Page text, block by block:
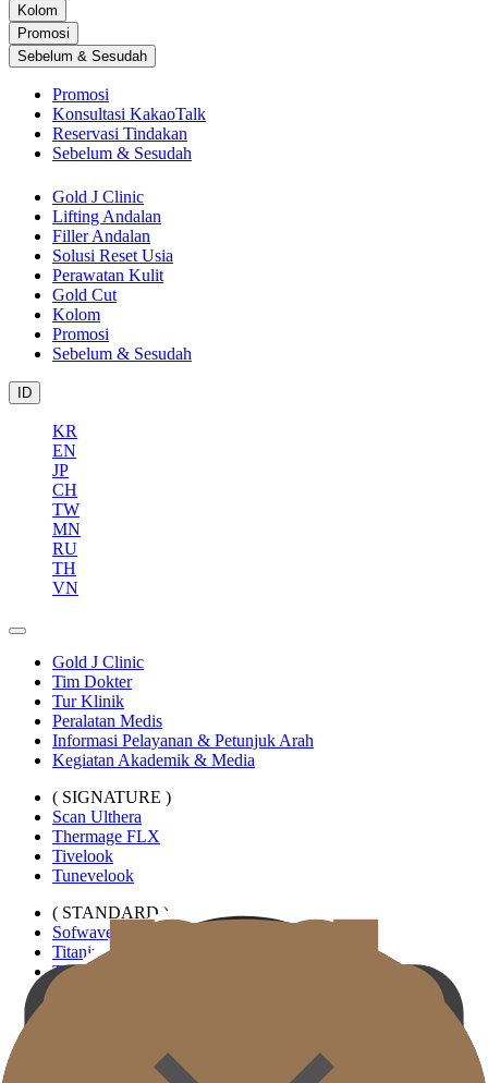
Kolom
Promosi
Sebelum & Sesudah
Promosi
Konsultasi KakaoTalk
Reservasi Tindakan
Sebelum & Sesudah
Gold J Clinic
Lifting Andalan
Filler Andalan
Solusi Reset Usia
Perawatan Kulit
Gold Cut
Kolom
Promosi
Sebelum & Sesudah
ID
KR
EN
JP
CH
TW
MN
RU
TH
VN
Gold J Clinic
Tim Dokter
Tur Klinik
Peralatan Medis
Informasi Pelayanan & Petunjuk Arah
Kegiatan Akademik & Media
( SIGNATURE )
Scan Ulthera
Thermage FLX
Tivelook
Tunevelook
( STANDARD )
Sofwave
Titanium Lifting
Tuneface Lifting